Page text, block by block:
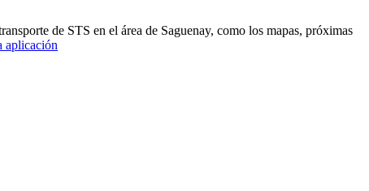
de STS en el área de Saguenay, como los mapas, próximas
aplicación